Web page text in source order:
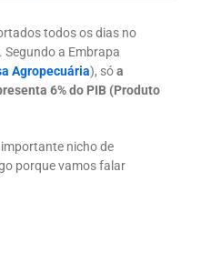
todos os dias no
a Embrapa
Agropecuária), sóa
6% do PIB (Produto
nicho de
porque vamos falar